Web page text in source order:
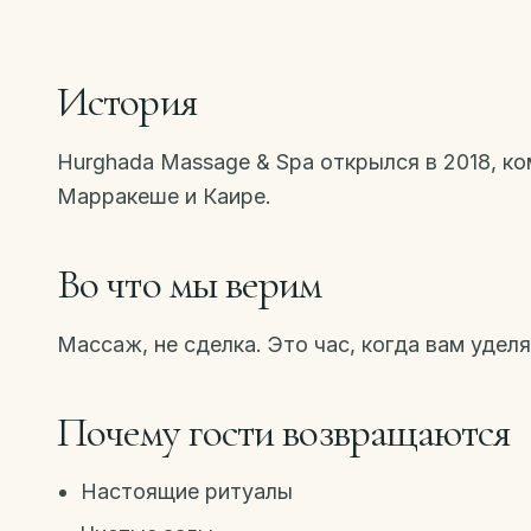
История
Hurghada Massage & Spa открылся в 2018,
Марракеше и Каире.
Во что мы верим
Массаж, не сделка. Это час, когда вам
Почему гости возвращаются
Настоящие ритуалы